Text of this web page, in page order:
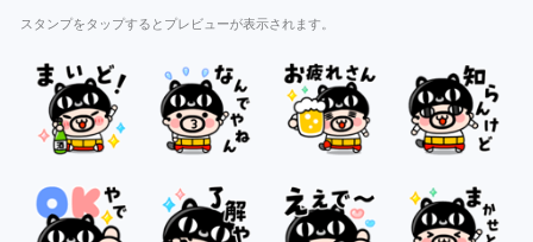
スタンプをタップするとプレビューが表示されます。